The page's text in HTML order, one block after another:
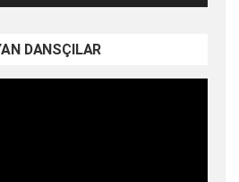
DANSÇILAR